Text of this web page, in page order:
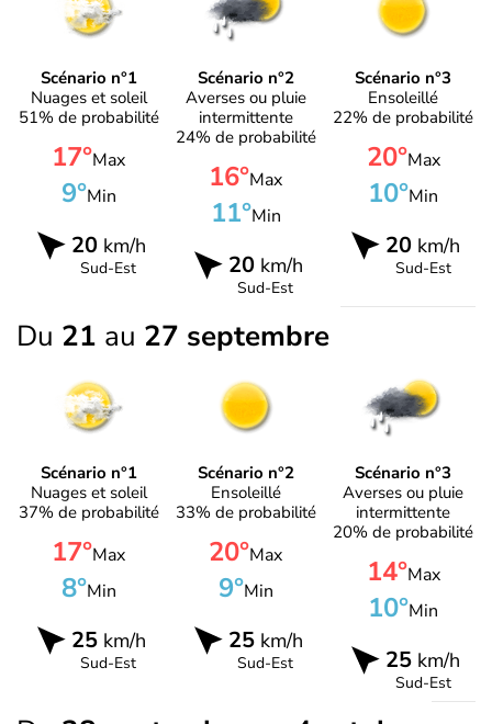
Scénario n°1
Nuages et soleil
51% de probabilité
17°Max
9°Min
20km/h
Sud-Est
Scénario n°2
Averses ou pluie
intermittente
24% de probabilité
16°Max
11°Min
20km/h
Sud-Est
Scénario n°3
Ensoleillé
22% de probabilité
20°Max
10°Min
20 km/h
Sud-Est
Du 21 au 27 septembre
Scénario n°1
Nuages et soleil
37% de probabilité
17°Max
8°Min
25km/h
Sud-Est
Scénario n°2
Ensoleillé
33% de probabilité
20°Max
9°Min
25km/h
Sud-Est
Scénario n°3
Averses ou pluie
intermittente
20% de probabilité
14°Max
10°Min
25 km/h
Sud-Est